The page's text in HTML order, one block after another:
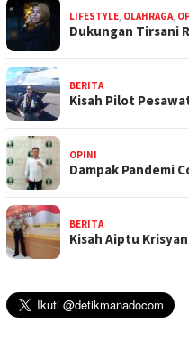
LIFESTYLE, OLAHRAGA,
Dukungan Tirsani
BERITA
Kisah Pilot
OPINI
Dampak Pandemi
BERITA
Kisah Aiptu